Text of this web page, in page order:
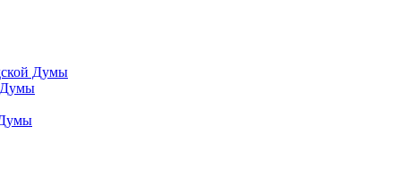
Думы
Думы
Думы